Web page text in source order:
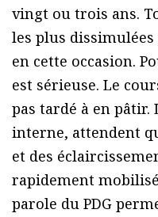
vingt ou trois ans.
les plus dissimulées
en cette occasion.
est sérieuse. Le
pas tardé à en pâtir.
interne, attendent
et des
rapidement
parole du PDG